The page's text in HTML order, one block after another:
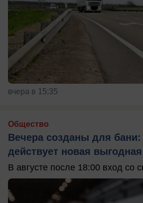
вчера в 15:35
Общество
Вечера созданы для
действует новая
В августе после 18:00 вход со